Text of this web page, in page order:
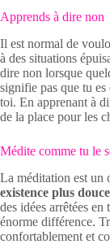
Apprends à dire non
Il est normal de
à des situations
dire non lorsque
signifie pas que tu
toi. En apprenant à
de la place pour les
Médite comme tu le
La méditation est un
existence plus douce
des idées arrêtées
énorme différence.
confortablement et